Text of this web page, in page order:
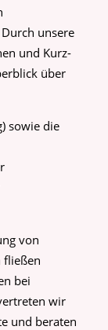
unsere
und Kurz-
über
sowie die
von
fließen
bei
wir
und beraten